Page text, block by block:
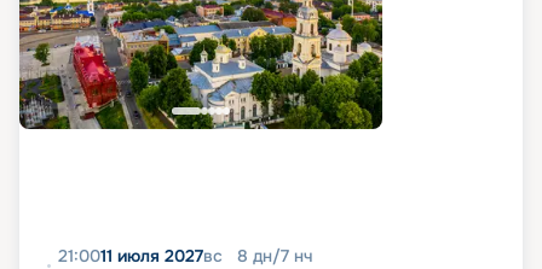
21:0011 июля 2027вс 8 дн/7 нч